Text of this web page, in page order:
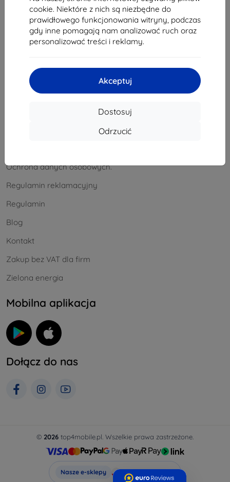
cookie. Niektóre z nich są niezbędne do
prawidłowego funkcjonowania witryny, podczas
gdy inne pomagają nam analizować ruch oraz
personalizować treści i reklamy.
Akceptuj
Dostosuj
Odrzucić
Cashback
Zwrot towaru
Roszczenie
Hurtowy
Ochrona danych osobowych.
Regulamin reklamacyjny
Regulamin
Blog
Kontakt
Zakup bez VAT dla firm
Zielona energia
Mobilna aplikacja
Dołącz do nas
© 2026 top4mobile.pl. Wszelkie prawa zastrzeżone.
Nasze e-sklepy Top4Mobile.pl